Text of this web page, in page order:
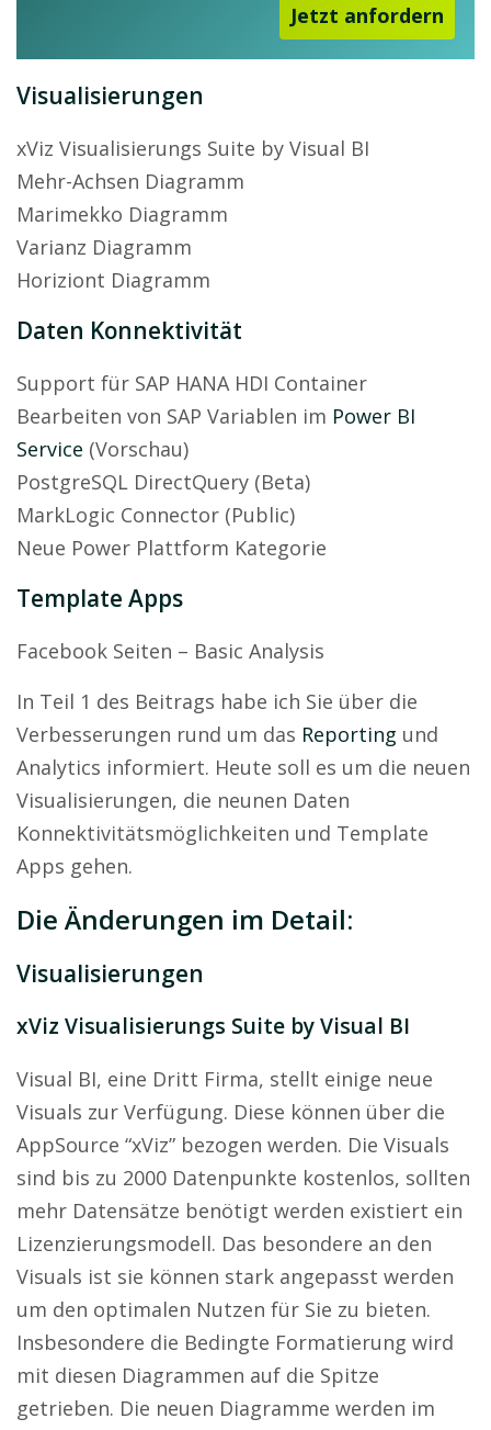
Jetzt anfordern
Visualisierungen
xViz Visualisierungs Suite by Visual BI
Mehr-Achsen Diagramm
Marimekko Diagramm
Varianz Diagramm
Horiziont Diagramm
Daten Konnektivität
Support für SAP HANA HDI Container
Bearbeiten von SAP Variablen im Power BI
Service (Vorschau)
PostgreSQL DirectQuery (Beta)
MarkLogic Connector (Public)
Neue Power Plattform Kategorie
Template Apps
Facebook Seiten – Basic Analysis
In Teil 1 des Beitrags habe ich Sie über die
Verbesserungen rund um das Reporting und
Analytics informiert. Heute soll es um die neuen
Visualisierungen, die neunen Daten
Konnektivitätsmöglichkeiten und Template
Apps gehen.
Die Änderungen im Detail:
Visualisierungen
xViz Visualisierungs Suite by Visual BI
Visual BI, eine Dritt Firma, stellt einige neue
Visuals zur Verfügung. Diese können über die
AppSource “xViz” bezogen werden. Die Visuals
sind bis zu 2000 Datenpunkte kostenlos, sollten
mehr Datensätze benötigt werden existiert ein
Lizenzierungsmodell. Das besondere an den
Visuals ist sie können stark angepasst werden
um den optimalen Nutzen für Sie zu bieten.
Insbesondere die Bedingte Formatierung wird
mit diesen Diagrammen auf die Spitze
getrieben. Die neuen Diagramme werden im